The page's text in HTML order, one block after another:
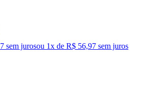
sem jurosou 1x de R$ 56,97 sem juros